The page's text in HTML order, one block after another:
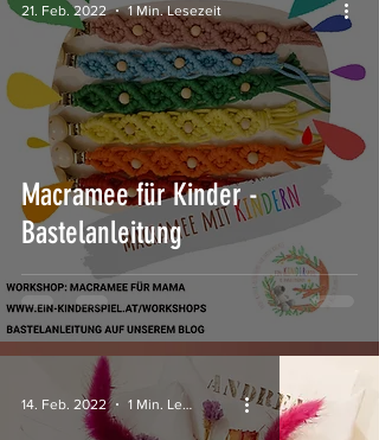
Macramee für Kinder -
Bastelanleitung
21. Feb. 2022 1 Min. Lesezeit
14. Feb. 2022 1 Min. Lesezeit